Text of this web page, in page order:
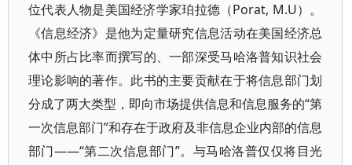
位代表人物是美国经济学家珀拉德（Porat, M.U）。
《信息经济》是他为定量研究信息活动在美国经济总
体中所占比率而撰写的、一部深受马哈洛普知识社会
理论影响的著作。此书的主要贡献在于将信息部门划
分成了两大类型，即向市场提供信息和信息服务的“第
一次信息部门”和存在于政府及非信息企业内部的信息
部门——“第二次信息部门”。与马哈洛普仅仅将目光